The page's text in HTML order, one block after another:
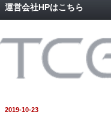
運営会社HPはこちら
2019-10-23